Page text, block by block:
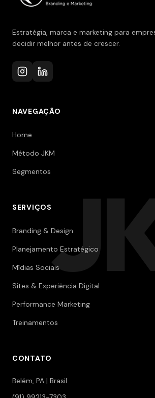
Estratégia, marca e marketing para
decidir melhor antes de crescer.
NAVEGAÇÃO
Home
Método JKM
Segmentos
SERVIÇOS
Branding & Design
Planejamento Estratégico
Mídias Sociais
Sites & Experiência Digital
Performance Marketing
Treinamentos
CONTATO
Belém, PA | Brasil